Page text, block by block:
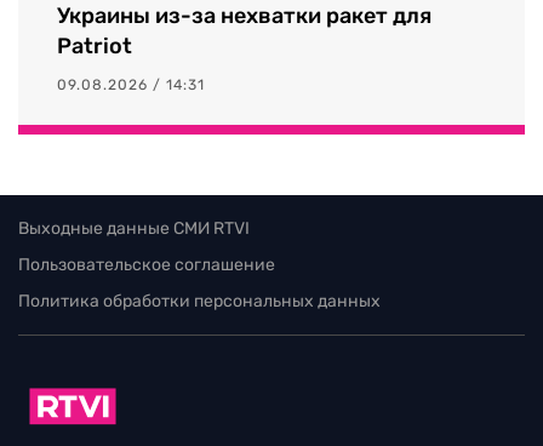
Украины из-за нехватки ракет для
Patriot
09.08.2026 / 14:31
Выходные данные СМИ RTVI
Пользовательское соглашение
Политика обработки персональных данных